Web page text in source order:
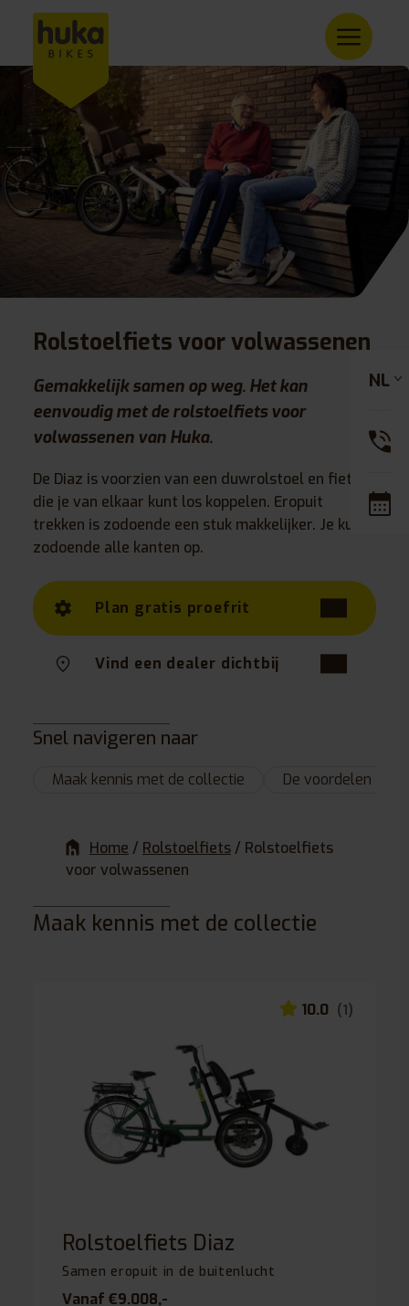
Rolstoelfiets voor volwassenen
Gemakkelijk samen op weg. Het kan
eenvoudig met de rolstoelfiets voor
volwassenen van Huka.
De Diaz is voorzien van een duwrolstoel en fiets
die je van elkaar kunt los koppelen. Eropuit
trekken is zodoende een stuk makkelijker. Je kunt
zodoende alle kanten op.
Plan gratis proefrit
Vind een dealer dichtbij
Snel navigeren naar
Maak kennis met de collectie De voordelen
Home / Rolstoelfiets / Rolstoelfiets
voor volwassenen
Maak kennis met de collectie
10.0 (1)
Rolstoelfiets Diaz
Samen eropuit in de buitenlucht
Vanaf €9.008,-
NL